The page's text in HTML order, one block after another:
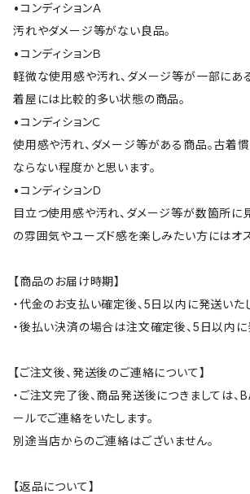
•コンディションＡ
汚れやダメージ等がない良品。
•コンディションＢ
軽微な使用感や汚れ、ダメージ等が一部にあ
着屋には比較的多い状態の商品。
•コンディションＣ
使用感や汚れ、ダメージ等がある商品。古着
ならない程度かと思います。
•コンディションＤ
目立つ使用感や汚れ、ダメージ等が数箇所に
の雰囲気やユーズド感を楽しみたい方にはオス
【商品のお届け時期】
・代金のお支払い確定後、5日以内に発送いた
・後払い決済の場合は注文確定後、5日以内に
【ご注文後、発送後のご連絡について】
・ご注文完了後、商品発送後につきましては、
ールでご連絡をいたします。
別途当店からのご連絡はございません。
【返品について】